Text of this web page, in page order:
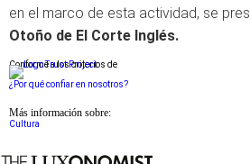
en el marco de esta actividad, se
Otoño de El Corte Inglés.
Conforme a los criterios de
¿Por qué confiar en nosotros?
Más información sobre:
Cultura